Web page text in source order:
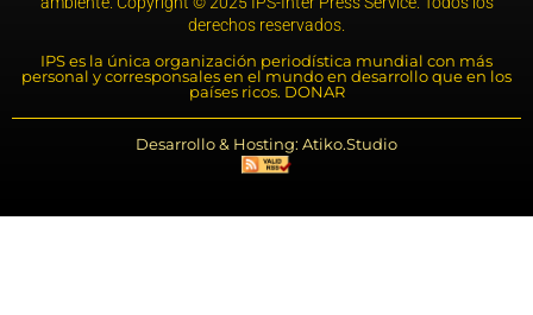
derechos reservados.
IPS es la única organización periodística mundial con más
personal y corresponsales en el mundo en desarrollo que en los
países ricos. DONAR
Desarrollo & Hosting: Atiko.Studio